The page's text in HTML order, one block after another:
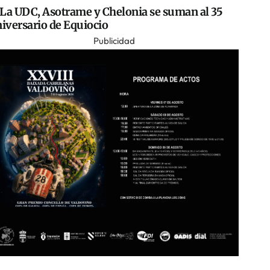
La UDC, Asotrame y Chelonia se suman al 35
de Equiocio
Publicidad